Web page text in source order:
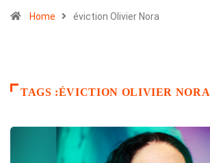
Home éviction Olivier Nora
TAGS :ÉVICTION OLIVIER NORA